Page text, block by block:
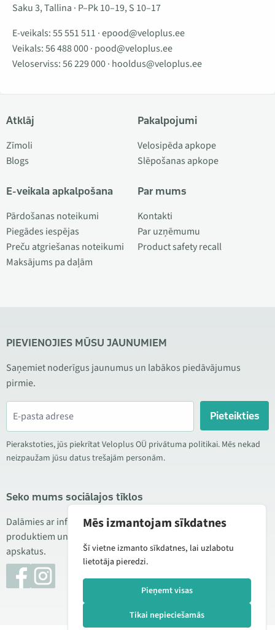
Saku 3, Tallina · P–Pk 10–19, S 10–17
E-veikals:55 551 511 ·epood@veloplus.ee
Veikals:56 488 000· pood@veloplus.ee
Veloserviss:56 229 000· hooldus@veloplus.ee
Atklāj
Zīmoli
Blogs
E-veikala apkalpošana
Pārdošanas noteikumi
Piegādes iespējas
Preču atgriešanas noteikumi
Maksājums pa daļām
Pakalpojumi
Velosipēda apkope
Slēpošanas apkope
Par mums
Kontakti
Par uzņēmumu
Product safety recall
PIEVIENOJIES MŪSU JAUNUMIEM
Saņemiet noderīgus jaunumus un labākos piedāvājumus
pirmie.
Pieteikties
Pierakstoties, jūs piekrītat Veloplus OÜ privātuma politikai. Mēs nekad
neizpaužam jūsu datus trešajām personām.
Seko mums sociālajos tīklos
Dalāmies ar informāciju par izdevīgām akcijām, jauniem
produktiem un servisu. Reizēm publicējam arī produktu
apskatus.
Mēs izmantojam sīkdatnes
Šī vietne izmanto sīkdatnes, lai uzlabotu
lietotāja pieredzi.
Pieņemt visas
Tikai nepieciešamās